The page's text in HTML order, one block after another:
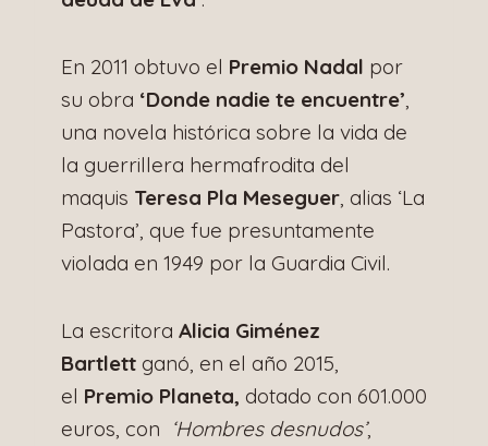
En 2011 obtuvo el Premio Nadal por
su obra ‘Donde nadie te encuentre’
una novela histórica sobre la vida de
la guerrillera hermafrodita del
maquis Teresa Pla Meseguer , alias ‘La
Pastora’, que fue presuntamente
violada en 1949 por la Guardia Civil.
La escritora Alicia Giménez
Bartlett ganó, en el año 2015,
el Premio Planeta, dotado con 601.000
euros, con ‘Hombres desnudos’,